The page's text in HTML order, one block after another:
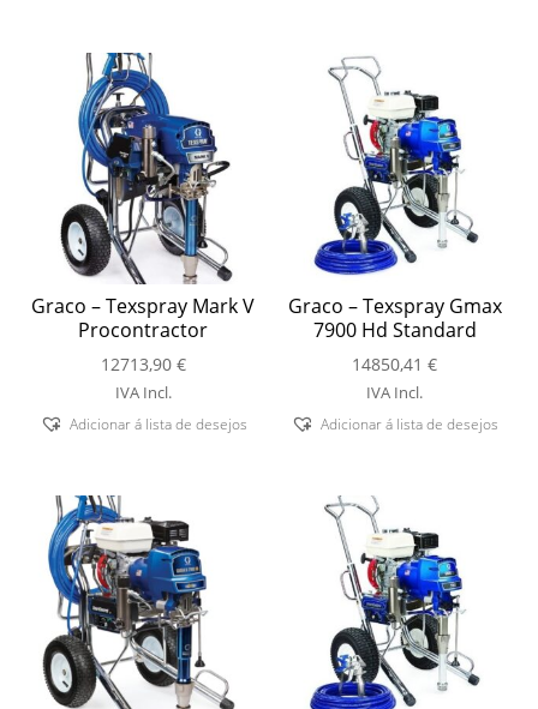
Graco – Texspray Mark V
Procontractor
12713,90 €
IVA Incl.
Adicionar á lista de desejos
Graco – Texspray Gmax
7900 Hd Standard
14850,41€
IVA Incl.
Adicionar á lista de desejos